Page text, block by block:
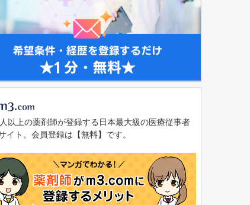
以上の薬剤師が登録する日本最大級の医療従事者
イト。会員登録は【無料】です。